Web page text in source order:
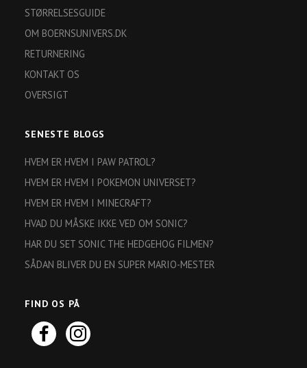
STØRRELSESGUIDE
OM BOERNSUNIVERS.DK
RETURNERING
KONTAKT OS
OVERSIGT
SENESTE BLOGS
HVEM ER HVEM I PAW PATROL?
HVEM ER HVEM I POKEMON UNIVERSET?
HVEM ER HVEM I MINECRAFT?
HVAD DU MÅSKE IKKE VED OM SONIC?
HAR DU SET SONIC THE HEDGEHOG FILMEN?
SÅDAN BLIVER DU EN SUPER MARIO-MESTER
FIND OS PÅ